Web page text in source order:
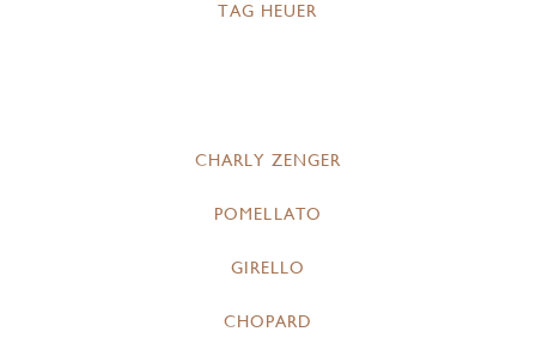
TAG HEUER
CHARLY ZENGER
POMELLATO
GIRELLO
CHOPARD